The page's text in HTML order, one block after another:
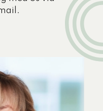
særligt
af projekt særligt
med en mindre